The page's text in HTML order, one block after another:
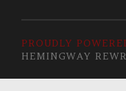
PROUDLY
HEMINGWAY